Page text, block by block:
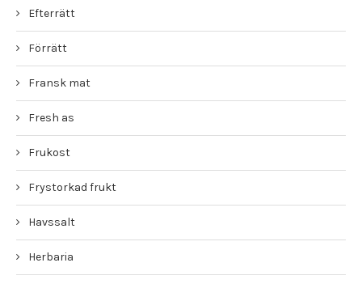
Efterrätt
Förrätt
Fransk mat
Fresh as
Frukost
Frystorkad frukt
Havssalt
Herbaria